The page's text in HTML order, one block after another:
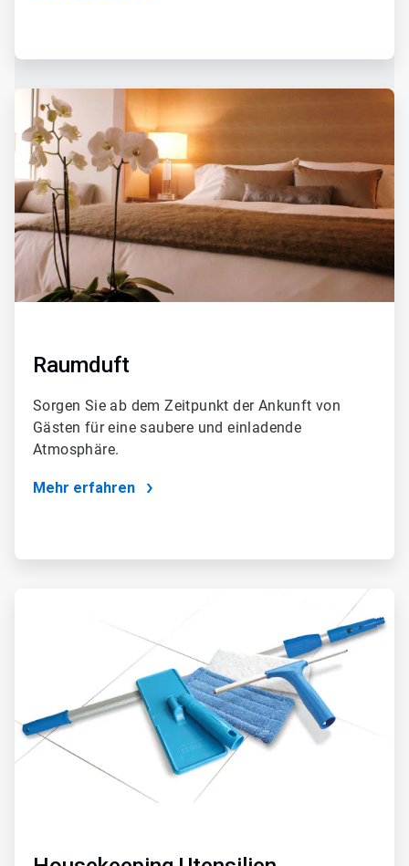
ArticleTile
von
Raumduft
Sorgen Sie ab dem Zeitpunkt der Ankunft von
Gästen für eine saubere und einladende
Atmosphäre.
Mehr erfahren